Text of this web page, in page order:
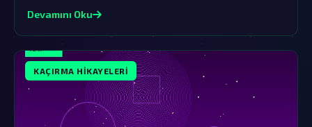
Devamını Oku
KAÇIRMA HIKAYELERI